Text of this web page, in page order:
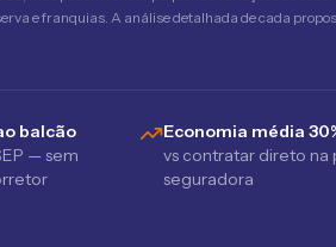
e franquias. A análise detalhada de cada
balcão
— sem
Economia média
vs contratar direto na
seguradora